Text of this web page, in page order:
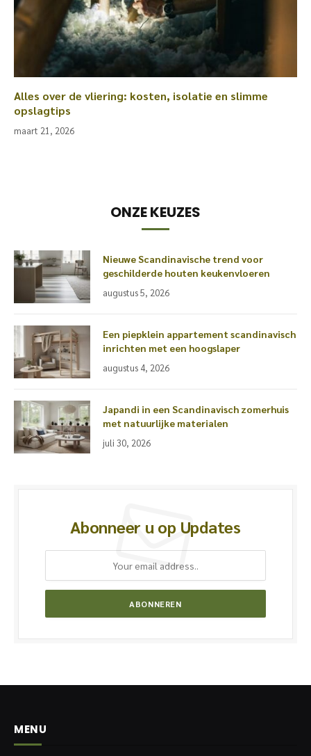
Alles over de vliering: kosten, isolatie en slimme
opslagtips
maart 21, 2026
ONZE KEUZES
Nieuwe Scandinavische trend voor
geschilderde houten keukenvloeren
augustus 5, 2026
Een piepklein appartement scandinavisch
inrichten met een hoogslaper
augustus 4, 2026
Japandi in een Scandinavisch zomerhuis
met natuurlijke materialen
juli 30, 2026
Abonneer u op Updates
MENU